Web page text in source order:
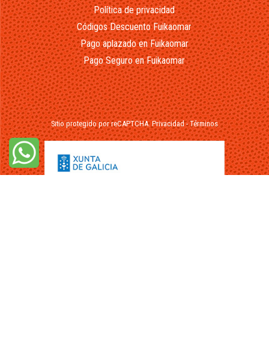
Política de privacidad
Códigos Descuento Fuikaomar
Pago aplazado en Fuikaomar
Pago Seguro en Fuikaomar
Sitio protegido por reCAPTCHA.Privacidad-Términos